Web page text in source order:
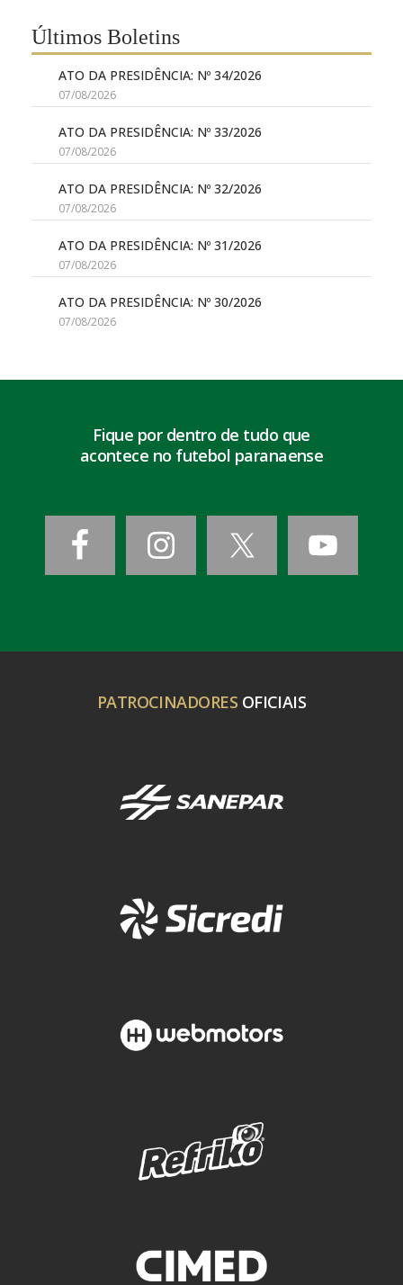
Últimos Boletins
ATO DA PRESIDÊNCIA: Nº 34/2026
07/08/2026
ATO DA PRESIDÊNCIA: Nº 33/2026
07/08/2026
ATO DA PRESIDÊNCIA: Nº 32/2026
07/08/2026
ATO DA PRESIDÊNCIA: Nº 31/2026
07/08/2026
ATO DA PRESIDÊNCIA: Nº 30/2026
07/08/2026
Fique por dentro de tudo que
acontece no futebol paranaense
PATROCINADORES OFICIAIS